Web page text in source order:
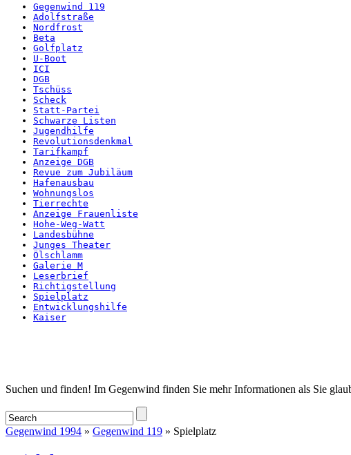
Gegenwind 119
Adolfstraße
Nordfrost
Beta
Golfplatz
U-Boot
ICI
DGB
Tschüss
Scheck
Statt-Partei
Schwarze Listen
Jugendhilfe
Revolutionsdenkmal
Tarifkampf
Anzeige DGB
Revue zum Jubiläum
Hafenausbau
Wohnungslos
Tierrechte
Anzeige Frauenliste
Hohe-Weg-Watt
Landesbühne
Junges Theater
Ölschlamm
Galerie M
Leserbrief
Richtigstellung
Spielplatz
Entwicklungshilfe
Kaiser
Startseite
Suchen und finden! Im Gegenwind finden Sie mehr Informationen als Sie
Gegenwind 1994 » Gegenwind 119 » Spielplatz